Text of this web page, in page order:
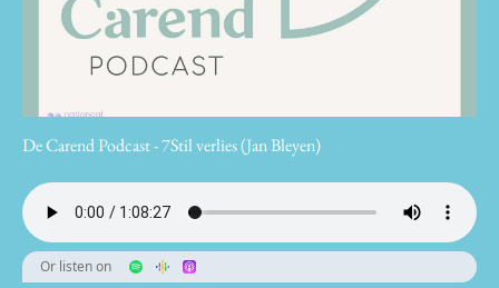
De Carend Podcast - 7Stil verlies (Jan Bleyen)
Or listen on